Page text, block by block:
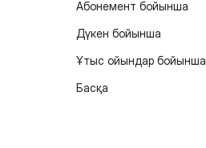
Абонемент бойынша
Дүкен бойынша
Ұтыс ойындар бойынша
Басқа